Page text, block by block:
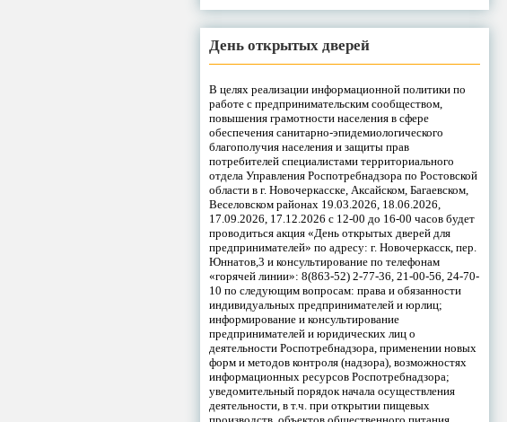
День открытых дверей
В целях реализации информационной политики по
работе с предпринимательским сообществом,
повышения грамотности населения в сфере
обеспечения санитарно-эпидемиологического
благополучия населения и защиты прав
потребителей специалистами территориального
отдела Управления Роспотребнадзора по Ростовской
области в г. Новочеркасске, Аксайском, Багаевском,
Веселовском районах 19.03.2026, 18.06.2026,
17.09.2026, 17.12.2026 с 12-00 до 16-00 часов будет
проводиться акция «День открытых дверей для
предпринимателей» по адресу: г. Новочеркасск, пер.
Юннатов,3 и консультирование по телефонам
«горячей линии»: 8(863-52) 2-77-36, 21-00-56, 24-70-
10 по следующим вопросам: права и обязанности
индивидуальных предпринимателей и юрлиц;
информирование и консультирование
предпринимателей и юридических лиц о
деятельности Роспотребнадзора, применении новых
форм и методов контроля (надзора), возможностях
информационных ресурсов Роспотребнадзора;
уведомительный порядок начала осуществления
деятельности, в т.ч. при открытии пищевых